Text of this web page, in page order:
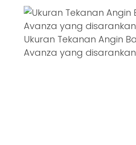
Ukuran Tekanan Angin
Avanza yang disarankan